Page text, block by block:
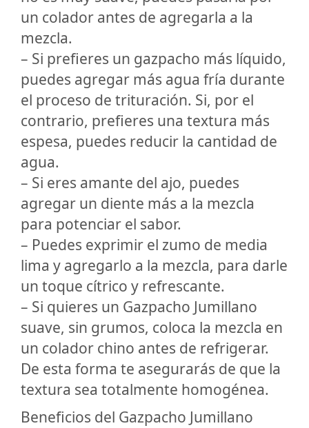
un colador antes de agregarla a la
mezcla.
– Si prefieres un gazpacho más líquido,
puedes agregar más agua fría durante
el proceso de trituración. Si, por el
contrario, prefieres una textura más
espesa, puedes reducir la cantidad de
agua.
– Si eres amante del ajo, puedes
agregar un diente más a la mezcla
para potenciar el sabor.
– Puedes exprimir el zumo de media
lima y agregarlo a la mezcla, para darle
un toque cítrico y refrescante.
– Si quieres un Gazpacho Jumillano
suave, sin grumos, coloca la mezcla en
un colador chino antes de refrigerar.
De esta forma te asegurarás de que la
textura sea totalmente homogénea.
Beneficios del Gazpacho Jumillano